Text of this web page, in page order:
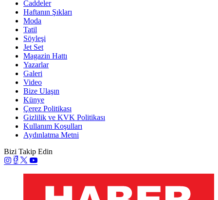
Caddeler
Haftanın Şıkları
Moda
Tatil
Söyleşi
Jet Set
Magazin Hattı
Yazarlar
Galeri
Video
Bize Ulaşın
Künye
Çerez Politikası
Gizlilik ve KVK Politikası
Kullanım Koşulları
Aydınlatma Metni
Bizi Takip Edin